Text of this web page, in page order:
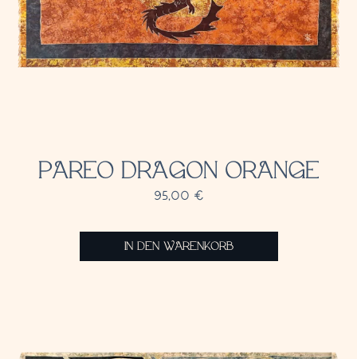
PAREO DRAGON ORANGE
95,00 €
IN DEN WARENKORB